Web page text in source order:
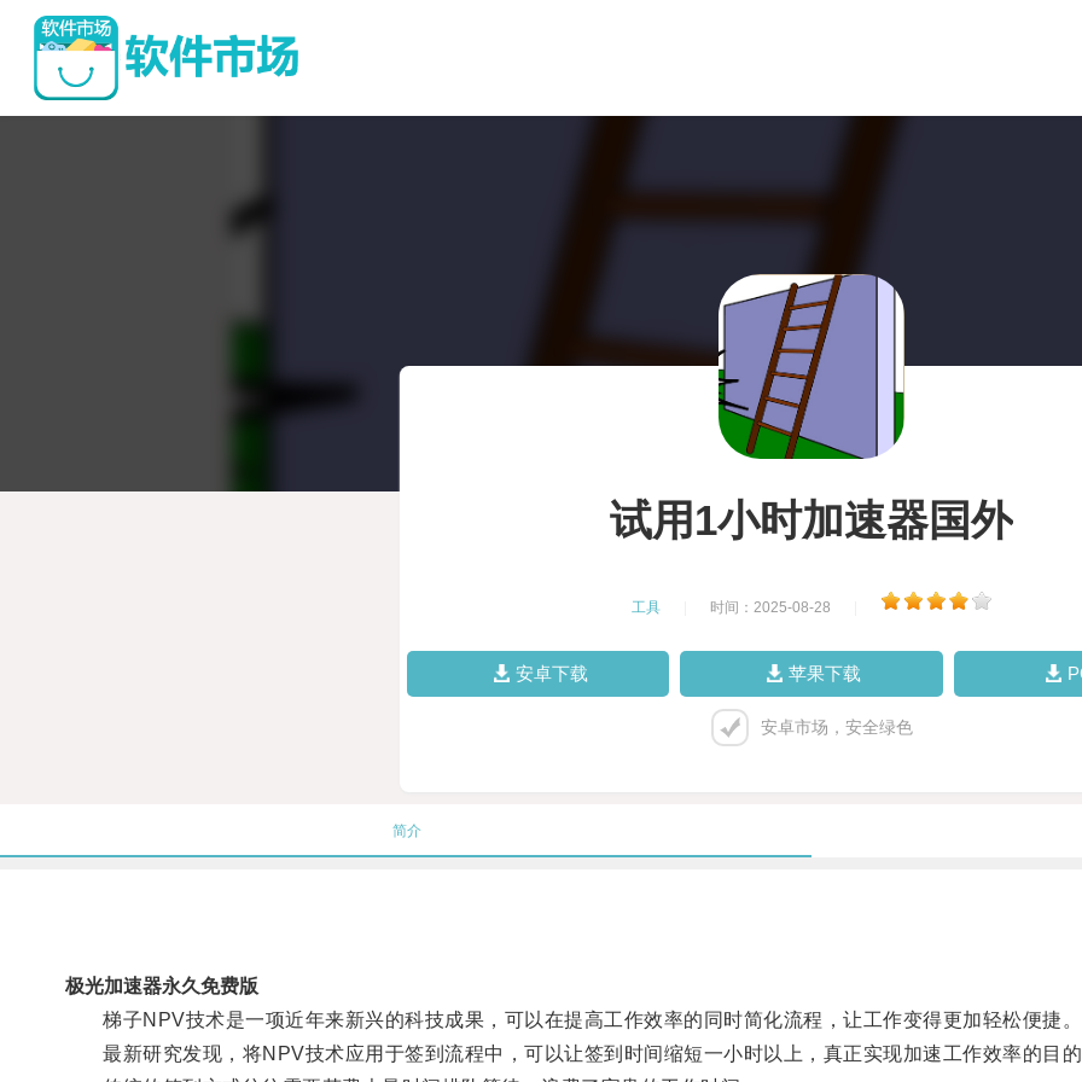
试用1小时加速器国外
工具 时间：2025-08-28
安卓下载 苹果下载
安卓市场，安全绿色
简介
极光加速器永久免费版
梯子NPV技术是一项近年来新兴的科技成果，可以在提高工作效率的同时简化流程，让工作变得更加轻松便捷。
最新研究发现，将NPV技术应用于签到流程中，可以让签到时间缩短一小时以上，真正实现加速工作效率的目的